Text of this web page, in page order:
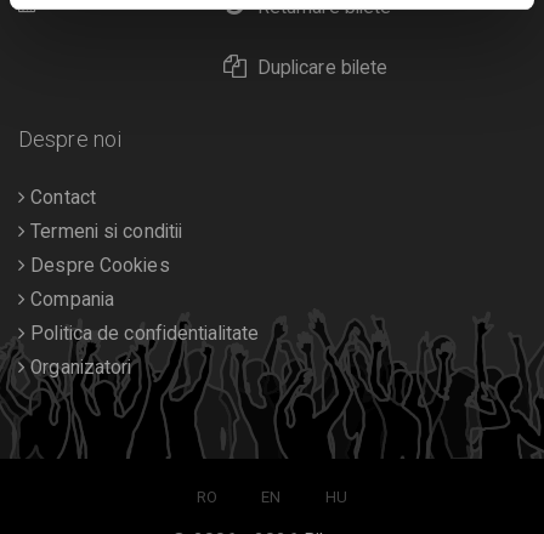
Returnare bilete
Duplicare bilete
Despre noi
Contact
Termeni si conditii
Despre Cookies
Compania
Politica de confidentialitate
Organizatori
RO EN HU